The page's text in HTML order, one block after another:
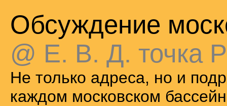
Обсуждение
@ Е. В. Д. точка
Не только адреса, но и
каждом московском